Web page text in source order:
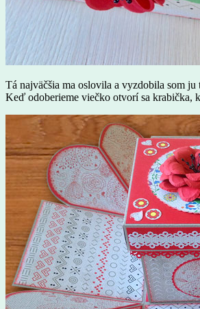
Tá najväčšia ma oslovila a vyzdobila som
Keď odoberieme viečko otvorí sa krabička,